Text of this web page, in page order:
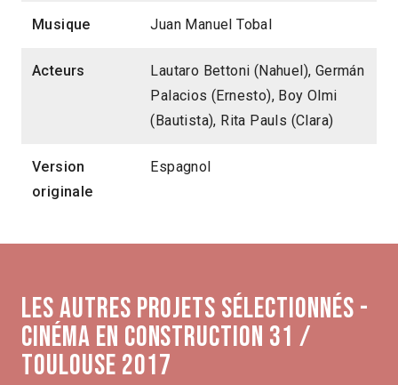
Musique Juan Manuel Tobal
Acteurs
Lautaro Bettoni (Nahuel), Germán
Palacios (Ernesto), Boy Olmi
(Bautista), Rita Pauls (Clara)
Version
originale
Espagnol
Les autres projets sélectionnés -
Cinéma en construction 31 /
Toulouse 2017